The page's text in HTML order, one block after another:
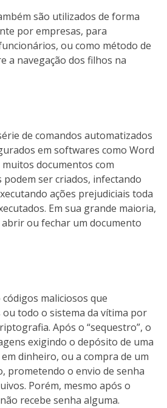
são utilizados de forma
por empresas, para
ou como método de
a navegação dos filhos na
de comandos automatizados
em softwares como Word
muitos documentos com
podem ser criados, infectando
ações prejudiciais toda
Em sua grande maioria,
abrir ou fechar um documento
códigos maliciosos que
todo o sistema da vítima por
Após o “sequestro”, o
exigindo o depósito de uma
dinheiro, ou a compra de um
prometendo o envio de senha
Porém, mesmo após o
recebe senha alguma.